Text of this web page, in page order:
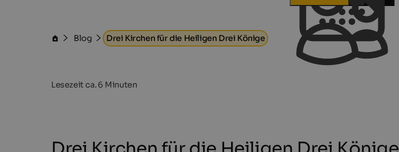
Blog Drei Kirchen für die Heiligen Drei Könige
Lesezeit ca.6 Minuten